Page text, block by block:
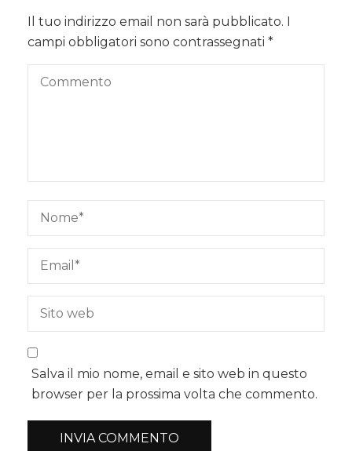
Il tuo indirizzo email non sarà pubblicato.
campi obbligatori sono contrassegnati *
Salva il mio nome, email e sito web in questo
browser per la prossima volta che commento.